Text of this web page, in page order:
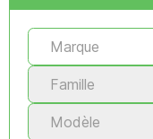
Marque
Famille
Modèle